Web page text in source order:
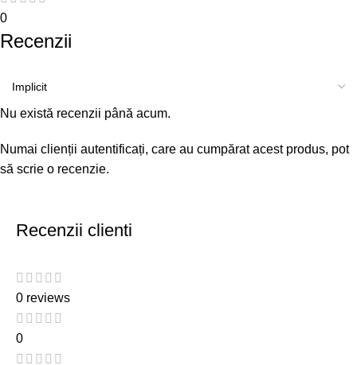
0
Recenzii
Nu există recenzii până acum.
Numai clienții autentificați, care au cumpărat acest produs, pot
să scrie o recenzie.
Recenzii clienti
0 reviews
0